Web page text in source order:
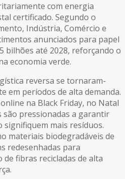
com energia
certificado. Segundo o
Indústria, Comércio e
anunciados para papel
bilhões até 2028, reforçando o
economia verde.
reversa se tornaram-
em períodos de alta demanda.
na Black Friday, no Natal
são pressionadas a garantir
signifiquem mais resíduos.
materiais biodegradáveis de
redesenhadas para
fibras recicladas de alta